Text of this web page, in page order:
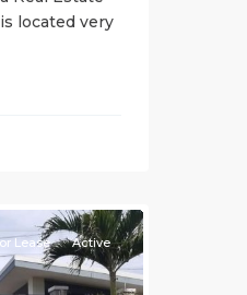
located very
Lease Active